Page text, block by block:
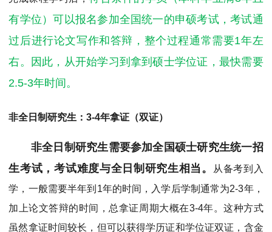
有学位）可以报名参加全国统一的申硕考试，考试通
过后进行论文写作和答辩，整个过程通常需要1年左
右。因此，从开始学习到拿到硕士学位证，最快需要
2.5-3年时间。
非全日制研究生：3-4年拿证（双证）
非全日制研究生需要参加全国硕士研究生统一招
生考试，考试难度与全日制研究生相当。
从备考到入
学，一般需要半年到1年的时间，入学后学制通常为2-3年，
加上论文答辩的时间，总拿证周期大概在3-4年。这种方式
虽然拿证时间较长，但可以获得学历证和学位证双证，含金